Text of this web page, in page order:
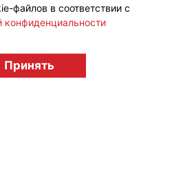
2009-2026 12+
файлов в соответствии с
конфиденциальности
Принять